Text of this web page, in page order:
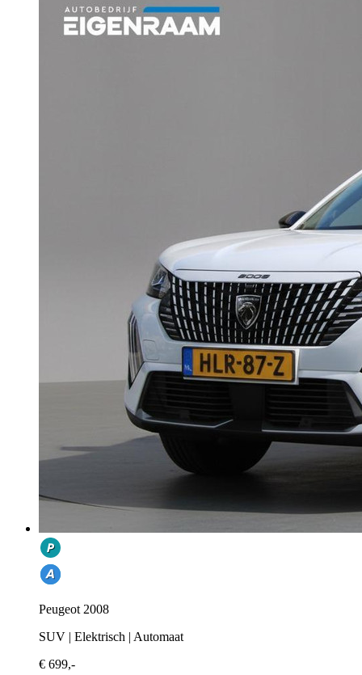
Peugeot 2008
SUV | Elektrisch | Automaat
€ 699,-